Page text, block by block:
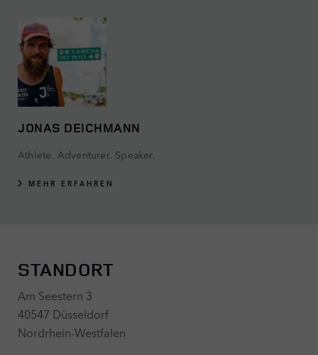
JONAS DEICHMANN
Athlete. Adventurer. Speaker.
MEHR ERFAHREN
STANDORT
Am Seestern 3
40547 Düsseldorf
Nordrhein-Westfalen